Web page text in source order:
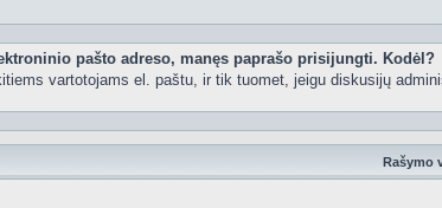
pašto adreso, manęs paprašo prisijungti. Kodėl?
vartotojams el. paštu, ir tik tuomet, jeigu diskusijų
Rašymo